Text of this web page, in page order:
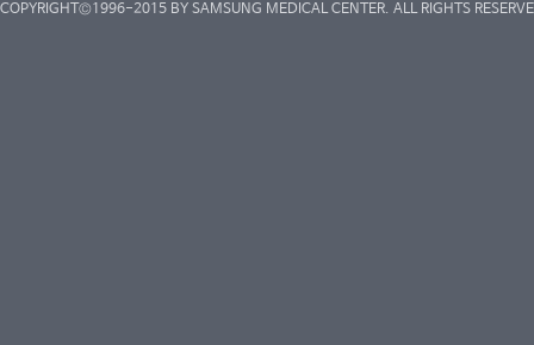
COPYRIGHT©1996-2015 BY SAMSUNG MEDICAL CENTER. ALL RIGHTS